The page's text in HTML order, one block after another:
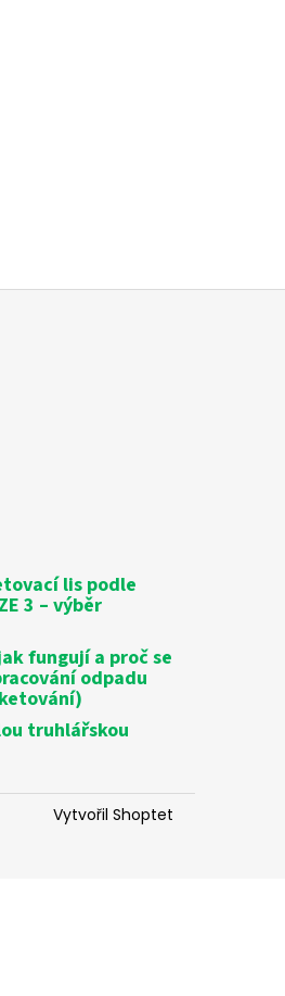
lis podle
3 – výběr
fungují a proč se
odpadu
truhlářskou
Vytvořil Shoptet